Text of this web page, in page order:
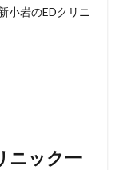
小岩のEDクリニ
ニック一